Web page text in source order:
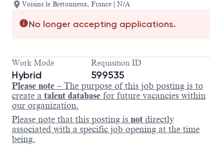
Voisins le Bretonneux, France | N/A
No longer accepting applications.
Work Mode
Hybrid
Requisition ID
599535
Please note – The purpose of this job posting is to
create a talent database for future vacancies within
our organization.
Please note that this posting is not directly
associated with a specific job opening at the time
being.